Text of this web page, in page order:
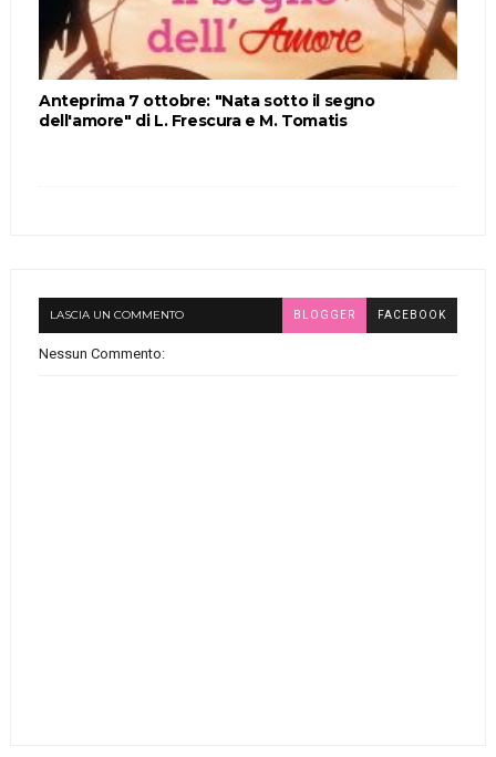
Anteprima 7 ottobre: "Nata sotto il segno
dell'amore" di L. Frescura e M. Tomatis
LASCIA UN COMMENTO BLOGGER FACEBOOK
Nessun Commento: